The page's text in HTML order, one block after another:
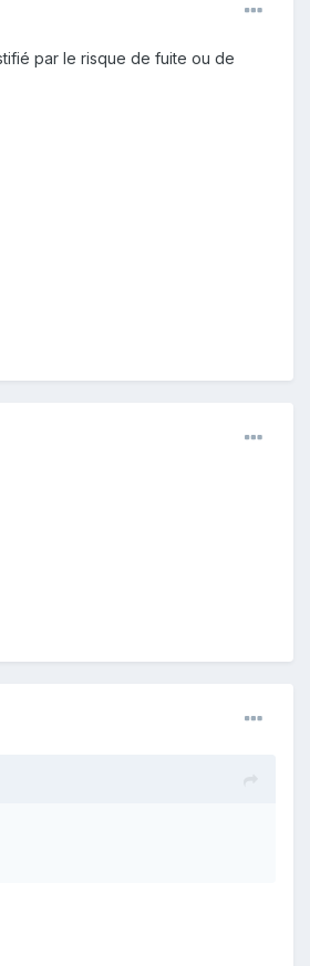
par le risque de fuite ou de